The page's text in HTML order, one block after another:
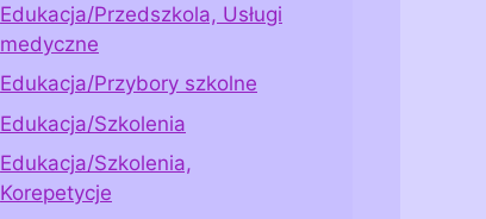
Edukacja/Przedszkola, Usługi
medyczne
Edukacja/Przybory szkolne
Edukacja/Szkolenia
Edukacja/Szkolenia,
Korepetycje